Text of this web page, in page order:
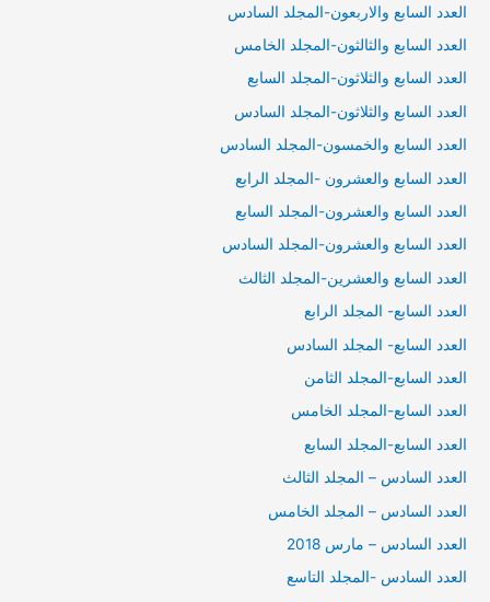
العدد السابع والاربعون-المجلد السادس
العدد السابع والثالثون-المجلد الخامس
العدد السابع والثلاثون-المجلد السابع
العدد السابع والثلاثون-المجلد السادس
العدد السابع والخمسون-المجلد السادس
العدد السابع والعشرون -المجلد الرابع
العدد السابع والعشرون-المجلد السابع
العدد السابع والعشرون-المجلد السادس
العدد السابع والعشرين-المجلد الثالث
العدد السابع- المجلد الرابع
العدد السابع- المجلد السادس
العدد السابع-المجلد الثامن
العدد السابع-المجلد الخامس
العدد السابع-المجلد السابع
العدد السادس – المجلد الثالث
العدد السادس – المجلد الخامس
العدد السادس – مارس 2018
العدد السادس -المجلد التاسع